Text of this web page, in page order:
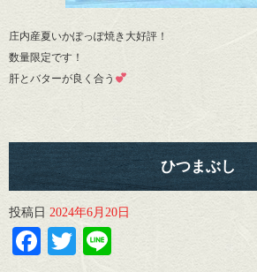
庄内産夏いかぽっぽ焼き大好評！
数量限定です！
肝とバターが良く合う
ひつまぶし
投稿日 2024年6月20日
Facebook
Twitter